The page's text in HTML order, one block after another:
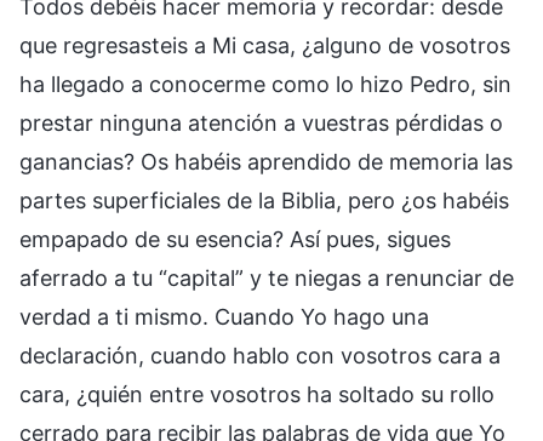
Todos debéis hacer memoria y recordar: desde
que regresasteis a Mi casa, ¿alguno de vosotros
ha llegado a conocerme como lo hizo Pedro, sin
prestar ninguna atención a vuestras pérdidas o
ganancias? Os habéis aprendido de memoria las
partes superficiales de la Biblia, pero ¿os habéis
empapado de su esencia? Así pues, sigues
aferrado a tu “capital” y te niegas a renunciar de
verdad a ti mismo. Cuando Yo hago una
declaración, cuando hablo con vosotros cara a
cara, ¿quién entre vosotros ha soltado su rollo
cerrado para recibir las palabras de vida que Yo